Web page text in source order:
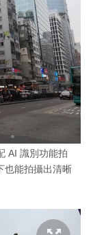
AI 識別功能拍
也能拍攝出清晰